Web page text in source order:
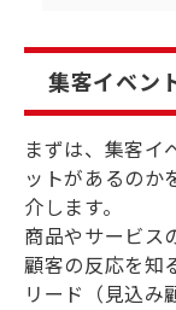
集客イベン
まずは、集客イ
ットがあるのか
介します。
商品やサービス
顧客の反応を知
リード（見込み